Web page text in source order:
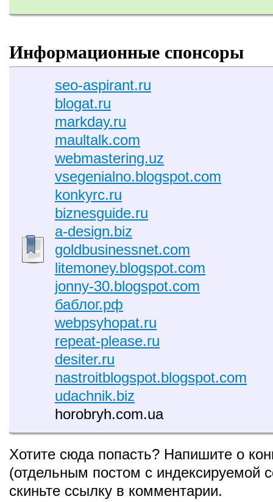
Информационные спонсоры
seo-aspirant.ru
blogat.ru
markday.ru
maultalk.com
webmastering.uz
vsegenialno.blogspot.com
konkyrc.ru
biznesguide.ru
a-design.biz
goldbusinessnet.com
litemoney.blogspot.com
jonny-30.blogspot.com
баблог.рф
webpsyhopat.ru
repeat-please.ru
desiter.ru
nastroitblogspot.blogspot.com
udachnik.biz
horobryh.com.ua
Хотите сюда попасть? Напишите о
(отдельным постом с индексируемой
скиньте ссылку в комментарии.